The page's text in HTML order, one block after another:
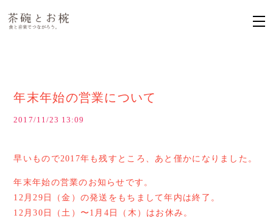
年末年始の営業について
2017/11/23 13:09
早いもので2017年も残すところ、あと僅かになりました。
年末年始の営業のお知らせです。
12月29日（金）の発送をもちまして年内は終了。
12月30日（土）〜1月4日（木）はお休み。